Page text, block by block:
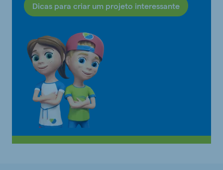
Dicas para criar um projeto interessante